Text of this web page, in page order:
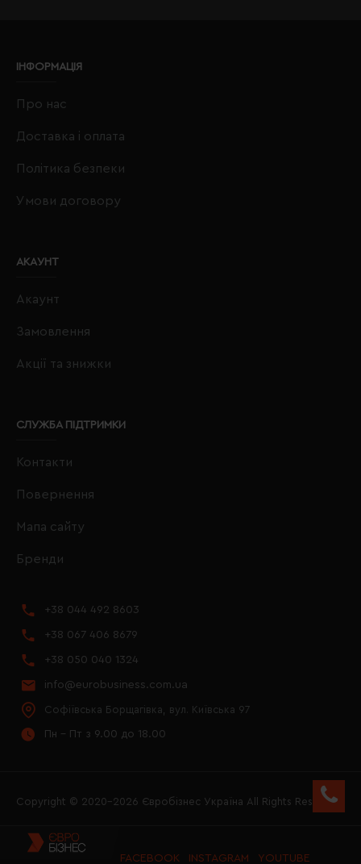
ІНФОРМАЦІЯ
Про нас
Доставка і оплата
Політика безпеки
Умови договору
АКАУНТ
Акаунт
Замовлення
Акції та знижки
СЛУЖБА ПІДТРИМКИ
Контакти
Повернення
Мапа сайту
Бренди
+38 044 492 8603
+38 067 406 8679
+38 050 040 1324
info@eurobusiness.com.ua
Софіївська Борщагівка, вул. Київська 97
Пн - Пт з 9.00 до 18.00
Copyright © 2020–2026 Євробізнес Україна All Rights Reserved
FACEBOOK INSTAGRAM YOUTUBE